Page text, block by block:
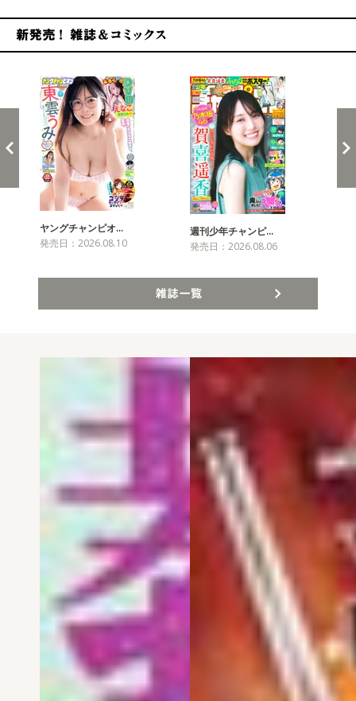
ヤングチャンピオ…
発売日：2026.08.10
週刊少年チャンピ…
発売日：2026.08.06